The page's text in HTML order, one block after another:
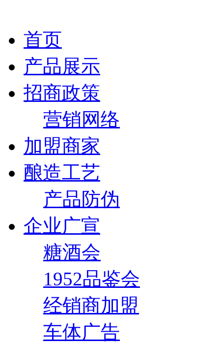
首页
产品展示
招商政策
营销网络
加盟商家
酿造工艺
产品防伪
企业广宣
糖酒会
1952品鉴会
经销商加盟
车体广告